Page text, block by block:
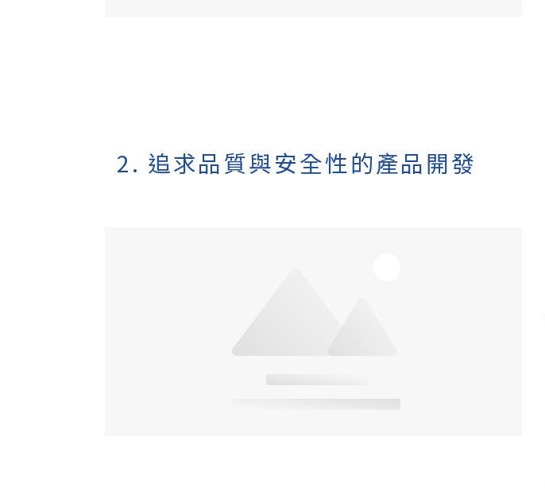
2. 追求品質與安全性的產品開發